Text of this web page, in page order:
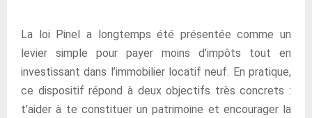
La loi Pinel a longtemps été présentée comme un
levier simple pour payer moins d’impôts tout en
investissant dans l’immobilier locatif neuf. En pratique,
ce dispositif répond à deux objectifs très concrets :
t’aider à te constituer un patrimoine et encourager la